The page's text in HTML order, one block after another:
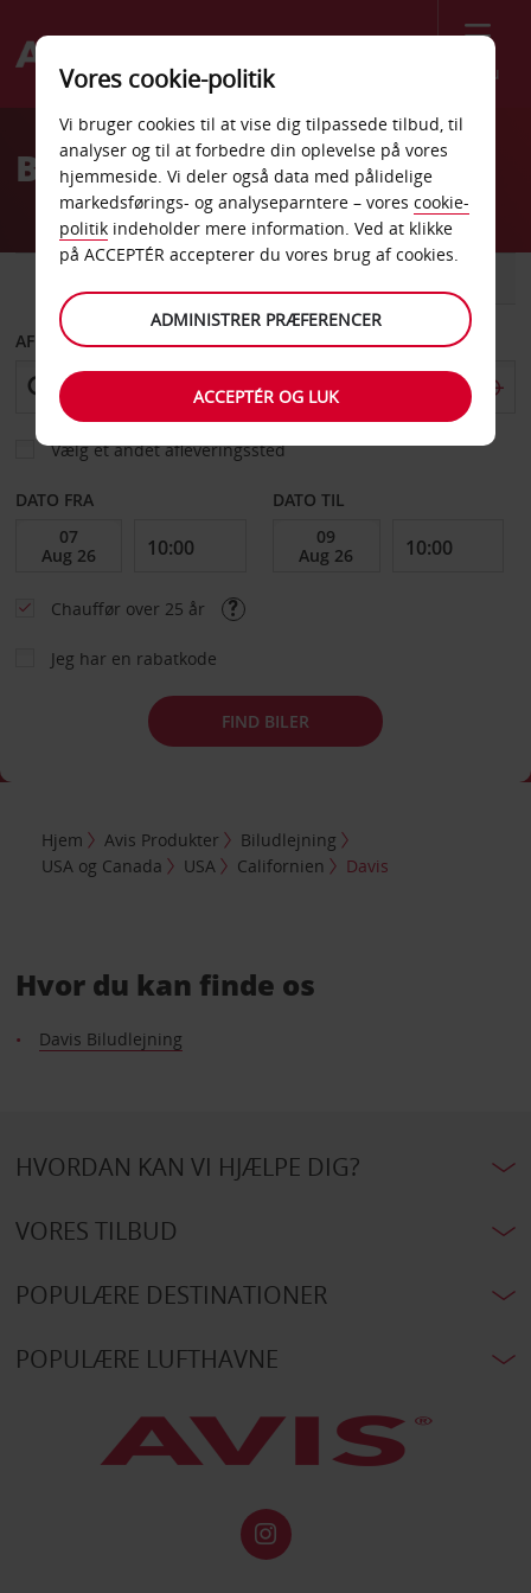
Menu
Welcome
AvisBilleje Davis
AFHENT FRA
Vælg et andet afleveringssted
DATO FRA DATO TIL
Chauffør over 25 år
Jeg har en rabatkode
FIND BILER
Hjem Avis Produkter
Biludlejning
USA og Canada
USA Californien Davis
Hvor du kan finde os
Davis Biludlejning
HVORDAN KAN VI HJÆLPE DIG?
VORES TILBUD
POPULÆRE DESTINATIONER
POPULÆRE LUFTHAVNE
Vores cookie-politik
Vi bruger cookies til at vise dig tilpassede tilbud, til
analyser og til at forbedre din oplevelse på vores
hjemmeside. Vi deler også data med pålidelige
markedsførings- og analyseparntere – vores cookie-
politik indeholder mere information. Ved at klikke
på ACCEPTÉR accepterer du vores brug af cookies.
ADMINISTRER PRÆFERENCER
ACCEPTÉR OG LUK